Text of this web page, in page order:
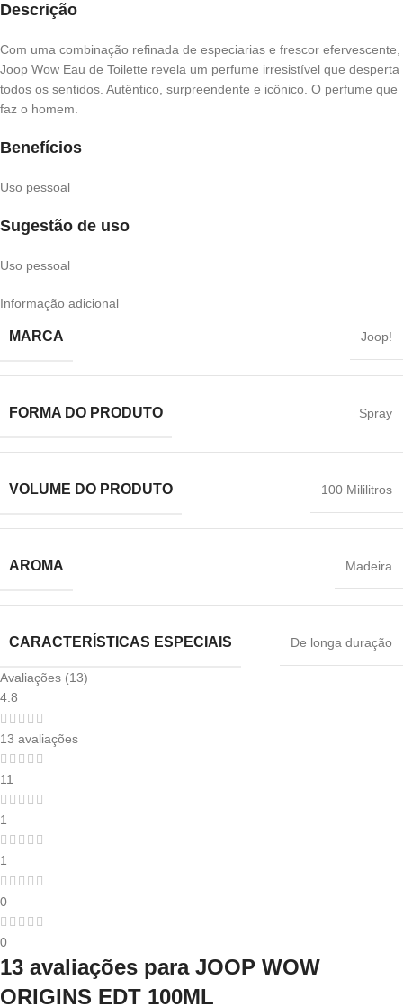
Descrição
Com uma combinação refinada de especiarias e frescor efervescente,
Joop Wow Eau de Toilette revela um perfume irresistível que desperta
todos os sentidos. Autêntico, surpreendente e icônico. O perfume que
faz o homem.
Benefícios
Uso pessoal
Sugestão de uso
Uso pessoal
Informação adicional
MARCA Joop!
FORMA DO PRODUTO Spray
VOLUME DO PRODUTO 100 Mililitros
AROMA Madeira
CARACTERÍSTICAS ESPECIAIS De longa duração
Avaliações (13)
4.8
13 avaliações
11
1
1
0
0
13 avaliações para JOOP WOW
ORIGINS EDT 100ML